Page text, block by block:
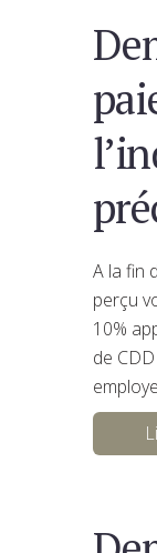
A la fin
perçu
10%
de